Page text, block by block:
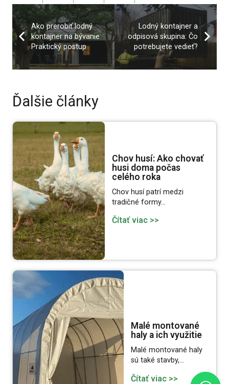
Ako prerobiť lodný
kontajner na bývanie:
Praktický postup
Lodný kontajner a
odpisová skupina: Čo
potrebujete vedieť?
Ďalšie články
Chov husí: Ako chovať
husi doma počas
celého roka
Chov husí patrí medzi
tradičné formy…
Čítať viac >>
Malé montované
haly a ich využitie
Malé montované haly
sú také stavby,…
Čítať viac >>